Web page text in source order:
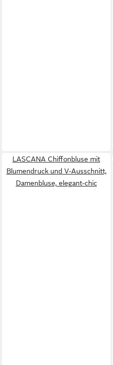
LASCANA Chiffonbluse mit
Blumendruck und V-Ausschnitt,
Damenbluse, elegant-chic